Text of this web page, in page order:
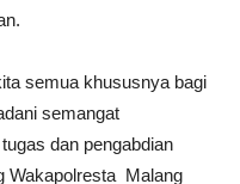
semua khususnya bagi
semangat
dan pengabdian
Wakapolresta Malang